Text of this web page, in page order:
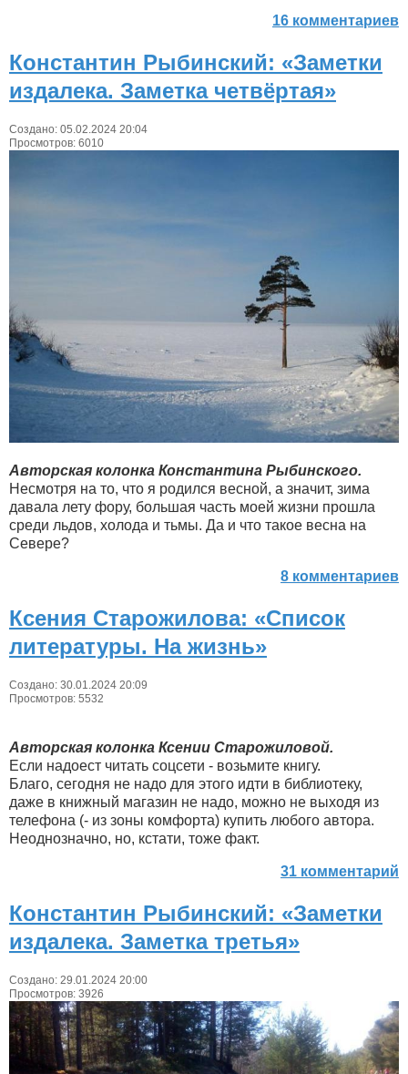
16 комментариев
Константин Рыбинский: «Заметки
издалека. Заметка четвёртая»
Создано: 05.02.2024 20:04
Просмотров: 6010
Авторская колонка Константина Рыбинского.
Несмотря на то, что я родился весной, а значит, зима
давала лету фору, большая часть моей жизни прошла
среди льдов, холода и тьмы. Да и что такое весна на
Севере?
8 комментариев
Ксения Старожилова: «Список
литературы. На жизнь»
Создано: 30.01.2024 20:09
Просмотров: 5532
Авторская колонка Ксении Старожиловой.
Если надоест читать соцсети - возьмите книгу.
Благо, сегодня не надо для этого идти в библиотеку,
даже в книжный магазин не надо, можно не выходя из
телефона (- из зоны комфорта) купить любого автора.
Неоднозначно, но, кстати, тоже факт.
31 комментарий
Константин Рыбинский: «Заметки
издалека. Заметка третья»
Создано: 29.01.2024 20:00
Просмотров: 3926